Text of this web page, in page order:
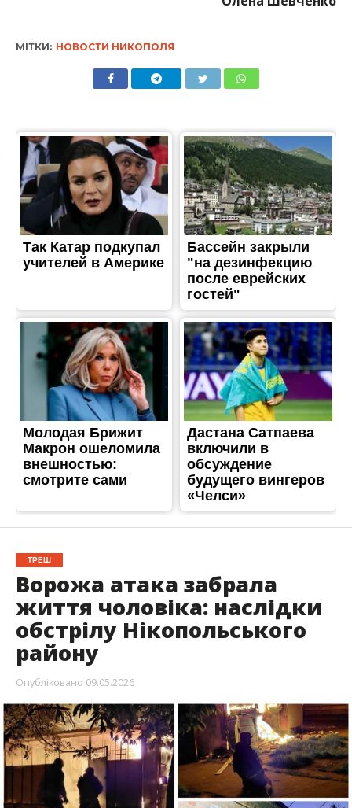
МІТКИ: НОВОСТИ НИКОПОЛЯ
ТРЕШ
Ворожа атака забрала
життя чоловіка: наслідки
обстрілу Нікопольського
району
Опубліковано 09.05.2026